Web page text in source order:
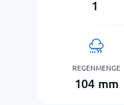
1
REGENMENGE
104 mm